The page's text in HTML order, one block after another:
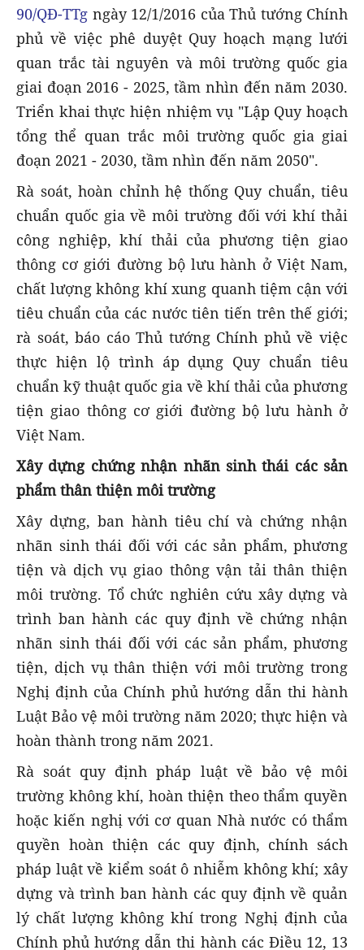
90/QĐ-TTg ngày 12/1/2016 của Thủ tướng Chính
phủ về việc phê duyệt Quy hoạch mạng lưới
quan trắc tài nguyên và môi trường quốc gia
giai đoạn 2016 - 2025, tầm nhìn đến năm 2030.
Triển khai thực hiện nhiệm vụ "Lập Quy hoạch
tổng thể quan trắc môi trường quốc gia giai
đoạn 2021 - 2030, tầm nhìn đến năm 2050".
Rà soát, hoàn chỉnh hệ thống Quy chuẩn, tiêu
chuẩn quốc gia về môi trường đối với khí thải
công nghiệp, khí thải của phương tiện giao
thông cơ giới đường bộ lưu hành ở Việt Nam,
chất lượng không khí xung quanh tiệm cận với
tiêu chuẩn của các nước tiên tiến trên thế giới;
rà soát, báo cáo Thủ tướng Chính phủ về việc
thực hiện lộ trình áp dụng Quy chuẩn tiêu
chuẩn kỹ thuật quốc gia về khí thải của phương
tiện giao thông cơ giới đường bộ lưu hành ở
Việt Nam.
Xây dựng chứng nhận nhãn sinh thái các sản
phẩm thân thiện môi trường
Xây dựng, ban hành tiêu chí và chứng nhận
nhãn sinh thái đối với các sản phẩm, phương
tiện và dịch vụ giao thông vận tải thân thiện
môi trường. Tổ chức nghiên cứu xây dựng và
trình ban hành các quy định về chứng nhận
nhãn sinh thái đối với các sản phẩm, phương
tiện, dịch vụ thân thiện với môi trường trong
Nghị định của Chính phủ hướng dẫn thi hành
Luật Bảo vệ môi trường năm 2020; thực hiện và
hoàn thành trong năm 2021.
Rà soát quy định pháp luật về bảo vệ môi
trường không khí, hoàn thiện theo thẩm quyền
hoặc kiến nghị với cơ quan Nhà nước có thẩm
quyền hoàn thiện các quy định, chính sách
pháp luật về kiểm soát ô nhiễm không khí; xây
dựng và trình ban hành các quy định về quản
lý chất lượng không khí trong Nghị định của
Chính phủ hướng dẫn thi hành các Điều 12, 13